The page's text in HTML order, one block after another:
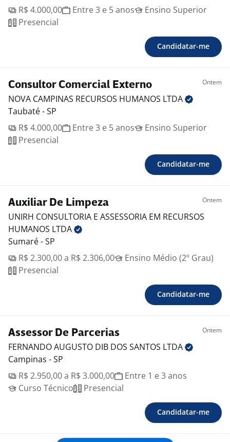
R$ 4.000,00
Entre 3 e 5 anos
Ensino Superior
Presencial
Candidatar-me
Consultor Comercial Externo Ontem
NOVA CAMPINAS RECURSOS HUMANOS LTDA
Taubaté - SP
R$ 4.000,00
Entre 3 e 5 anos
Ensino Superior
Presencial
Candidatar-me
Auxiliar De Limpeza Ontem
UNIRH CONSULTORIA E ASSESSORIA EM RECURSOS
HUMANOS LTDA
Sumaré - SP
R$ 2.300,00 a R$ 2.306,00
Ensino Médio (2º Grau)
Presencial
Candidatar-me
Assessor De Parcerias Ontem
FERNANDO AUGUSTO DIB DOS SANTOS LTDA
Campinas - SP
R$ 2.950,00 a R$ 3.000,00
Entre 1 e 3 anos
Curso Técnico
Presencial
Candidatar-me